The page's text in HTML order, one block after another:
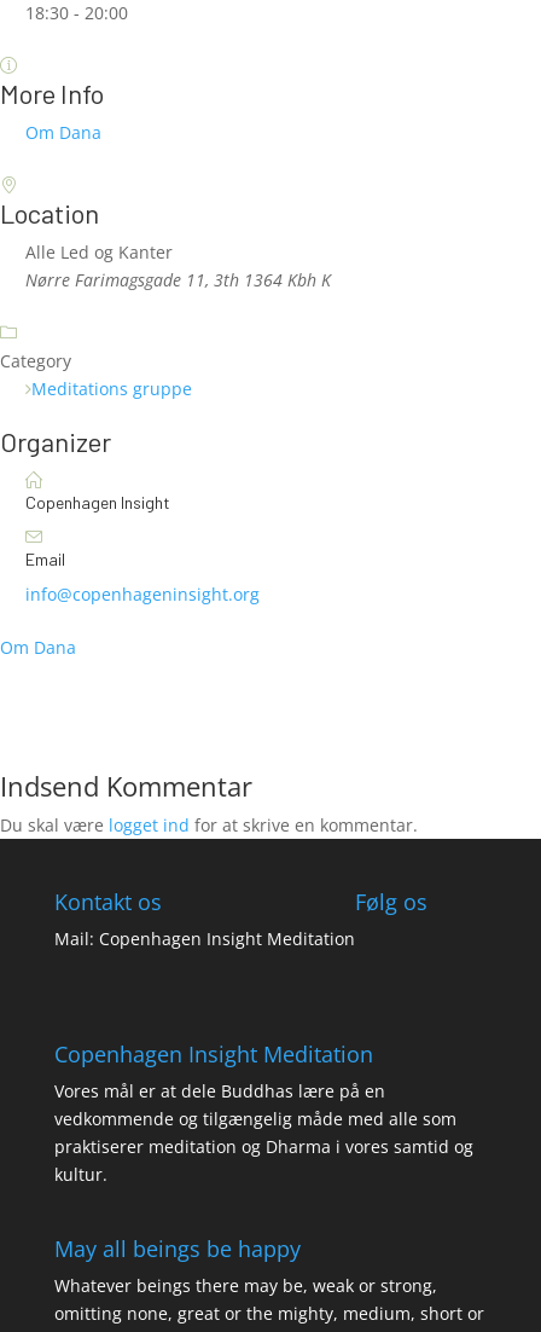
18:30 - 20:00
More Info
Om Dana
Location
Alle Led og Kanter
Nørre Farimagsgade 11, 3th 1364 Kbh K
Category
Meditations gruppe
Organizer
Copenhagen Insight
Email
info@copenhageninsight.org
Om Dana
Indsend Kommentar
Du skal være logget ind for at skrive en kommentar.
Kontakt os
Mail: Copenhagen Insight Meditation
Følg os
Copenhagen Insight Meditation
Vores mål er at dele Buddhas lære på en
vedkommende og tilgængelig måde med alle som
praktiserer meditation og Dharma i vores samtid og
kultur.
May all beings be happy
Whatever beings there may be, weak or strong,
omitting none, great or the mighty, medium, short or